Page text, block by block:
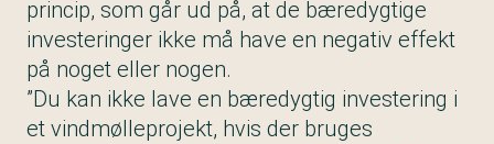
princip, som går ud på, at de bæredygtige
investeringer ikke må have en negativ effekt
på noget eller nogen.
”Du kan ikke lave en bæredygtig investering i
et vindmølleprojekt, hvis der bruges